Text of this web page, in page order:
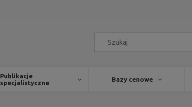
Publikacje
specjalistyczne
Bazy cenowe